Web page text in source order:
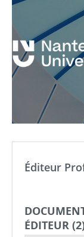
Éditeur
ÉDITEUR (2